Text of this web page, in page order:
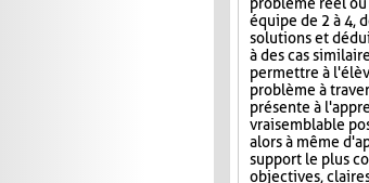
problème réel
équipe de 2 à 4,
solutions et
à des cas
permettre à
problème à
présente à
vraisemblable
alors à même
support le plus
objectives,